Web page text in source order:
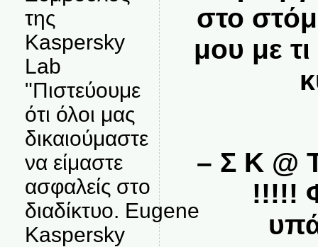
της
Kaspersky
Lab
"Πιστεύουμε
ότι όλοι μας
δικαιούμαστε
να είμαστε
ασφαλείς στο
διαδίκτυο. Eugene
Kaspersky
στο
μου με τι
– Σ Κ @
!!!!!